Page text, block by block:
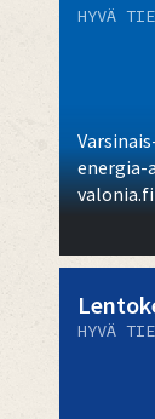
HYVÄ
energia-
valonia.fi
HYVÄ